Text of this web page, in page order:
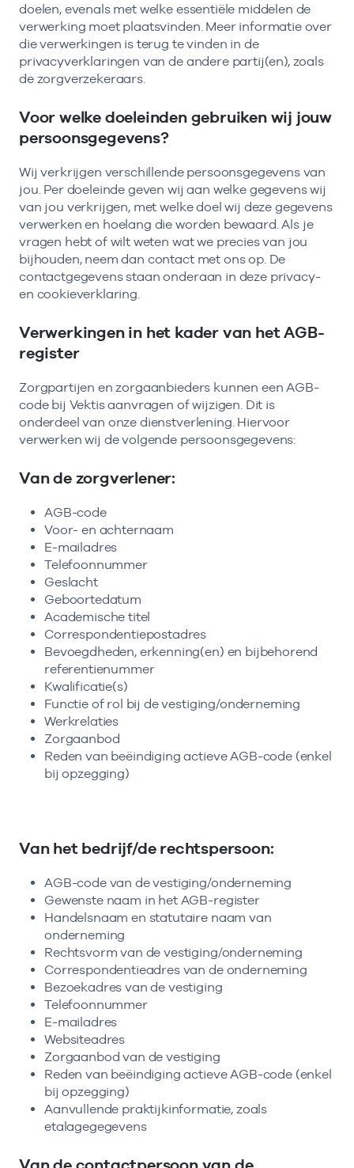
doelen, evenals met welke essentiële middelen de
verwerking moet plaatsvinden. Meer informatie over
die verwerkingen is terug te vinden in de
privacyverklaringen van de andere partij(en), zoals
de zorgverzekeraars.
Voor welke doeleinden gebruiken wij jouw
persoonsgegevens?
Wij verkrijgen verschillende persoonsgegevens van
jou. Per doeleinde geven wij aan welke gegevens wij
van jou verkrijgen, met welke doel wij deze gegevens
verwerken en hoelang die worden bewaard. Als je
vragen hebt of wilt weten wat we precies van jou
bijhouden, neem dan contact met ons op. De
contactgegevens staan onderaan in deze privacy-
en cookieverklaring.
Verwerkingen in het kader van het AGB-
register
Zorgpartijen en zorgaanbieders kunnen een AGB-
code bij Vektis aanvragen of wijzigen. Dit is
onderdeel van onze dienstverlening. Hiervoor
verwerken wij de volgende persoonsgegevens:
Van de zorgverlener:
AGB-code
Voor- en achternaam
E-mailadres
Telefoonnummer
Geslacht
Geboortedatum
Academische titel
Correspondentiepostadres
Bevoegdheden, erkenning(en) en bijbehorend
referentienummer
Kwalificatie(s)
Functie of rol bij de vestiging/onderneming
Werkrelaties
Zorgaanbod
Reden van beëindiging actieve AGB-code (enkel
bij opzegging)
Van het bedrijf/de rechtspersoon:
AGB-code van de vestiging/onderneming
Gewenste naam in het AGB-register
Handelsnaam en statutaire naam van
onderneming
Rechtsvorm van de vestiging/onderneming
Correspondentieadres van de onderneming
Bezoekadres van de vestiging
Telefoonnummer
E-mailadres
Websiteadres
Zorgaanbod van de vestiging
Reden van beëindiging actieve AGB-code (enkel
bij opzegging)
Aanvullende praktijkinformatie, zoals
etalagegegevens